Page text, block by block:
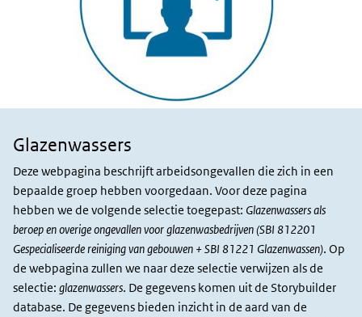
slachtoffers
Glazenwassers
Deze webpagina beschrijft arbeidsongevallen die zich in een
bepaalde groep hebben voorgedaan. Voor deze pagina
hebben we de volgende selectie toegepast: Glazenwassers als
beroep en overige ongevallen voor glazenwasbedrijven (SBI 812201
Gespecialiseerde reiniging van gebouwen + SBI 81221 Glazenwassen). Op
de webpagina zullen we naar deze selectie verwijzen als de
selectie: glazenwassers. De gegevens komen uit de Storybuilder
database. De gegevens bieden inzicht in de aard van de